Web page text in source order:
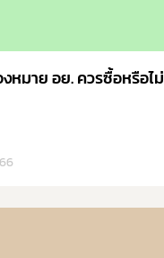
หมาย อย. ควรซื้อหรือไม่